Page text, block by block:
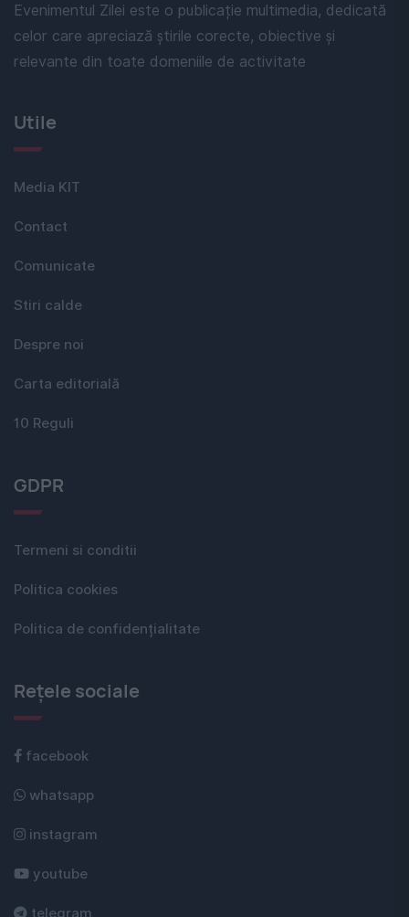
Evenimentul Zilei este o publicație multimedia, dedicată
celor care apreciază știrile corecte, obiective și
relevante din toate domeniile de activitate
Utile
Media KIT
Contact
Comunicate
Stiri calde
Despre noi
Carta editorială
10 Reguli
GDPR
Termeni si conditii
Politica cookies
Politica de confidențialitate
Rețele sociale
facebook
whatsapp
instagram
youtube
telegram